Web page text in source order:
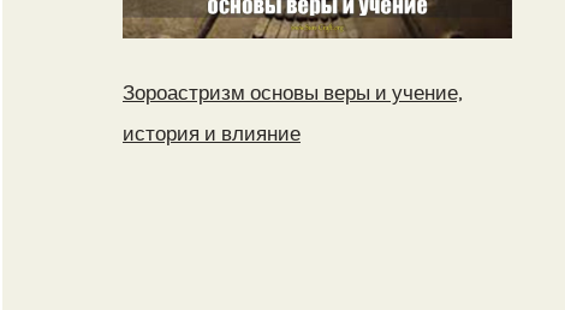
Зороастризм основы веры и учение,
история и влияние